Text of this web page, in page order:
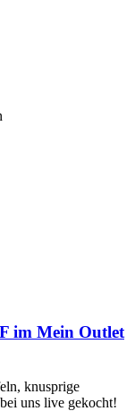
im Mein Outlet
knusprige
uns live gekocht!